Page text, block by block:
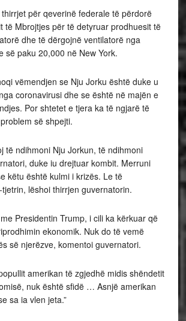
për qeverinë federale të përdorë
të Mbrojtjes për të detyruar prodhuesit të
dhe të dërgojnë ventilatorë nga
së paku 20,000 në New York.
vëmendjen se Nju Jorku është duke u
coronavirusi dhe se është në majën e
Por shtetet e tjera ka të ngjarë të
së shpejti.
të ndihmoni Nju Jorkun, të ndihmoni
duke iu drejtuar kombit. Merruni
këtu është kulmi i krizës. Le të
lëshoi thirrjen guvernatorin.
Presidentin Trump, i cili ka kërkuar që
ekonomik. Nuk do të vemë
së njerëzve, komentoi guvernatori.
amerikan të zgjedhë midis shëndetit
nuk është sfidë … Asnjë amerikan
sa ia vlen jeta.”